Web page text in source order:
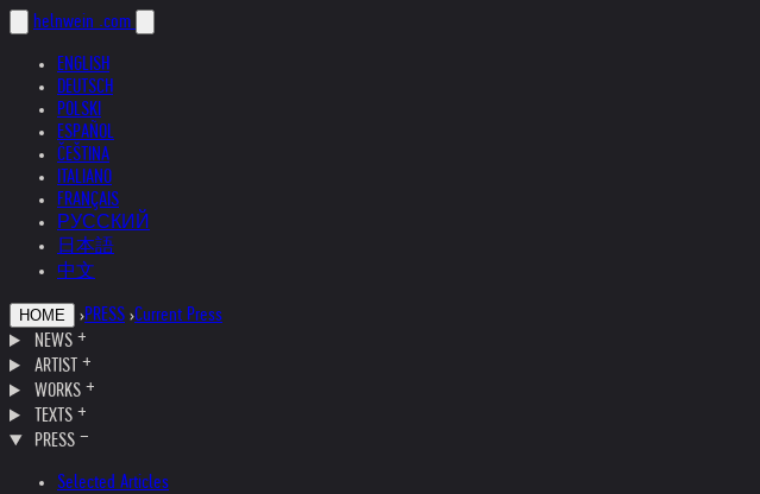
helnwein .com
ENGLISH
DEUTSCH
POLSKI
ESPAÑOL
ČEŠTINA
ITALIANO
FRANÇAIS
РУССКИЙ
日本語
中文
HOME ›PRESS ›Current Press
NEWS
ARTIST
WORKS
TEXTS
PRESS
Selected Articles